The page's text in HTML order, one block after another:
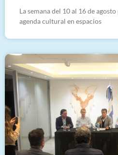
La semana del 10 al 16 de
agenda cultural en espacios